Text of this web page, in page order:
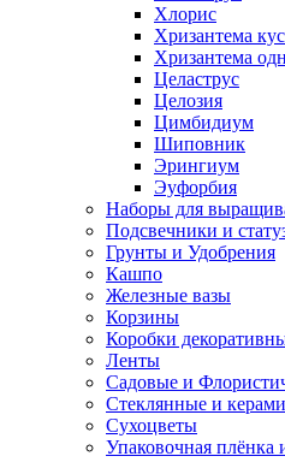
Хлорис
Хризантема
Хризантема
Целаструс
Целозия
Цимбидиум
Шиповник
Эрингиум
Эуфорбия
Наборы для
Подсвечники и
Грунты и Удобрения
Кашпо
Железные вазы
Корзины
Коробки
Ленты
Садовые и
Стеклянные и
Сухоцветы
Упаковочная плёнка